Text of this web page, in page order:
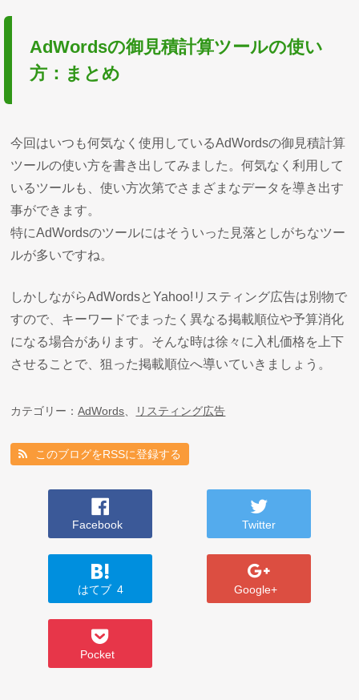
AdWordsの御見積計算ツールの使い
方：まとめ
今回はいつも何気なく使用しているAdWordsの御見積計算
ツールの使い方を書き出してみました。何気なく利用して
いるツールも、使い方次第でさまざまなデータを導き出す
事ができます。
特にAdWordsのツールにはそういった見落としがちなツー
ルが多いですね。
しかしながらAdWordsとYahoo!リスティング広告は別物で
すので、キーワードでまったく異なる掲載順位や予算消化
になる場合があります。そんな時は徐々に入札価格を上下
させることで、狙った掲載順位へ導いていきましょう。
カテゴリー：AdWords リスティング広告
このブログをRSSに登録する
Facebook Twitter
はてブ 4 Google+
Pocket